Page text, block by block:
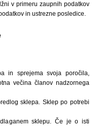
v primeru zaupnih podatkov
in ustrezne posledice.
in sprejema svoja poročila,
večina članov nadzornega
sklepa. Sklep po potrebi
sklepu. Če je o isti